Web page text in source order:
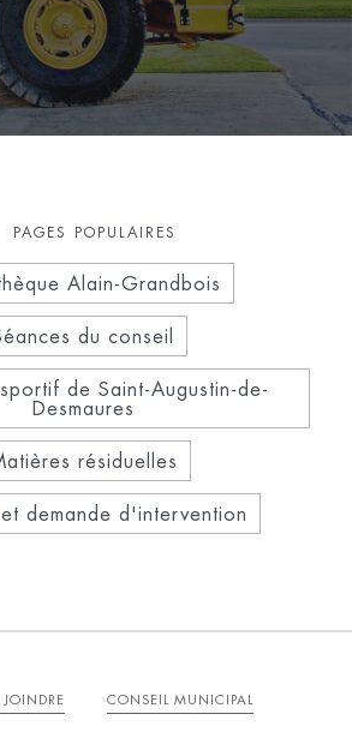
PAGES POPULAIRES
Alain-Grandbois
du conseil
de Saint-Augustin-de-
Desmaures
résiduelles
demande d'intervention
CONSEIL MUNICIPAL